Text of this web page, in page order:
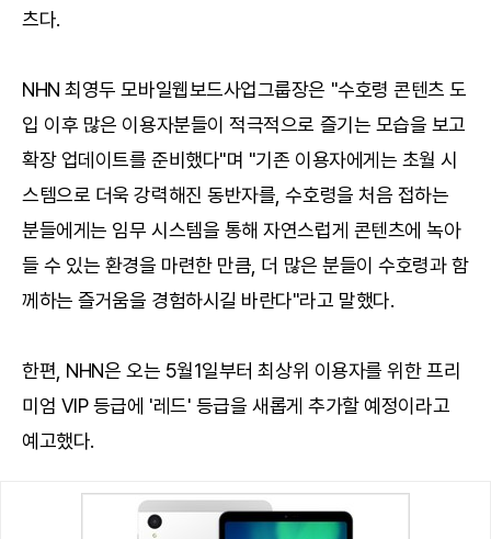
츠다.
NHN 최영두 모바일웹보드사업그룹장은 "수호령 콘텐츠 도
입 이후 많은 이용자분들이 적극적으로 즐기는 모습을 보고
확장 업데이트를 준비했다"며 "기존 이용자에게는 초월 시
스템으로 더욱 강력해진 동반자를, 수호령을 처음 접하는
분들에게는 임무 시스템을 통해 자연스럽게 콘텐츠에 녹아
들 수 있는 환경을 마련한 만큼, 더 많은 분들이 수호령과 함
께하는 즐거움을 경험하시길 바란다"라고 말했다.
한편, NHN은 오는 5월1일부터 최상위 이용자를 위한 프리
미엄 VIP 등급에 '레드' 등급을 새롭게 추가할 예정이라고
예고했다.